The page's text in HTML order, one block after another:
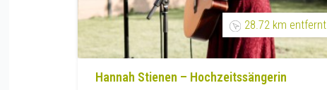
28.72 km entfernt
Hannah Stienen – Hochzeitssängerin